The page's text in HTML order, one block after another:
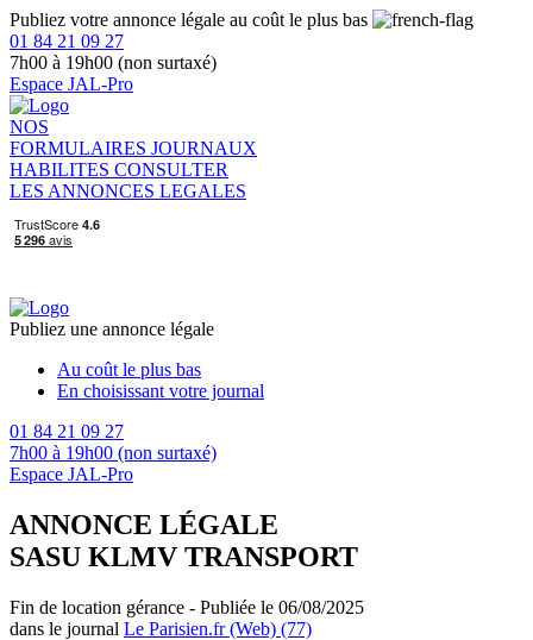
Publiez votre annonce légale au coût le plus bas
01 84 21 09 27
7h00 à 19h00 (non surtaxé)
Espace JAL-Pro
NOS
FORMULAIRES JOURNAUX
HABILITES CONSULTER
LES ANNONCES LEGALES
Publiez une annonce légale
Au coût le plus bas
En choisissant votre journal
01 84 21 09 27
7h00 à 19h00 (non surtaxé)
Espace JAL-Pro
ANNONCE LÉGALE
SASU KLMV TRANSPORT
Fin de location gérance - Publiée le 06/08/2025
dans le journal Le Parisien.fr (Web) (77)